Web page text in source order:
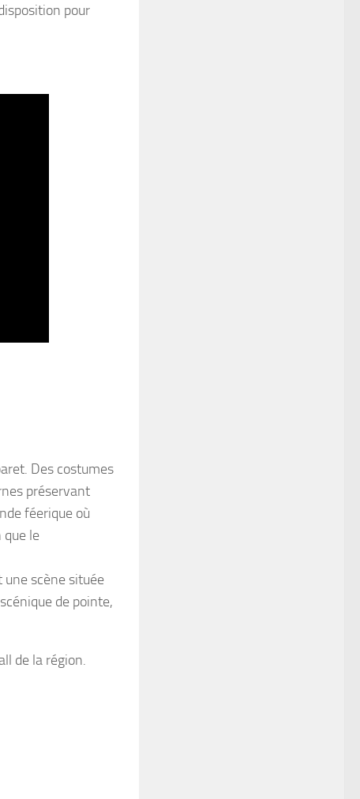
pour
Des costumes
préservant
féerique où
que le
une scène située
de pointe,
de la région.